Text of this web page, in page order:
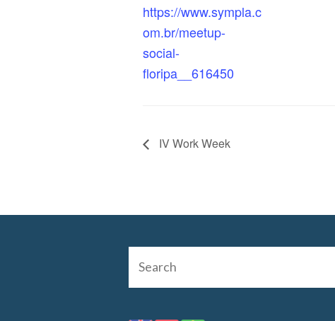
https://www.sympla.c
om.br/meetup-
social-
floripa__616450
IV Work Week